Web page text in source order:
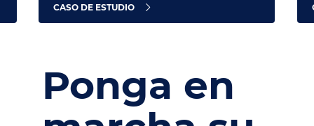
CASO DE ESTUDIO
Ponga en